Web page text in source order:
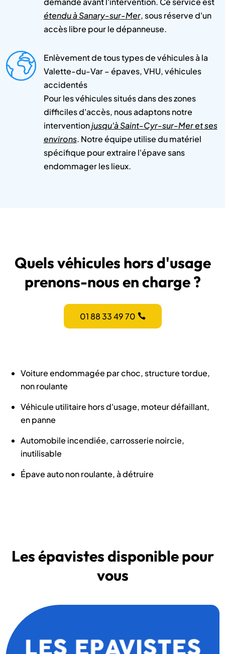
étendu à Sanary-sur-Mer, sous réserve d'un
accès libre pour le dépanneuse.
Enlèvement de tous types de véhicules à la
Valette-du-Var – épaves, VHU, véhicules
accidentés
Pour les véhicules situés dans des zones
difficiles d'accès, nous adaptons notre
interventionjusqu'à Saint-Cyr-sur-Mer et ses
environs. Notre équipe utilise du matériel
spécifique pour extraire l'épave sans
endommager les lieux.
Quels véhicules hors d'usage
prenons-nous en charge ?
01 88 33 49 70
Voiture endommagée par choc, structure tordue,
non roulante
Véhicule utilitaire hors d'usage, moteur défaillant,
en panne
Automobile incendiée, carrosserie noircie,
inutilisable
Épave auto non roulante, à détruire
Les épavistes disponible pour
vous